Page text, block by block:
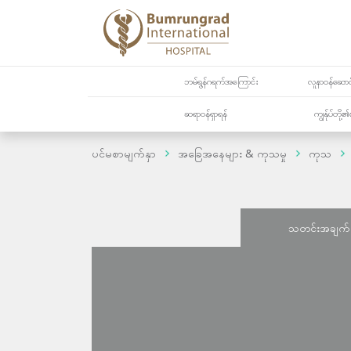
ဘမ်ရွန်ဂရက်အကြောင်း လူနာဝန်ဆော
ဆရာဝန်ရှာရန် ကျွန်ုပ်တို့၏
ပင်မစာမျက်နှာ အခြေအနေများ & ကုသမှု ကုသ
သတင်းအခ